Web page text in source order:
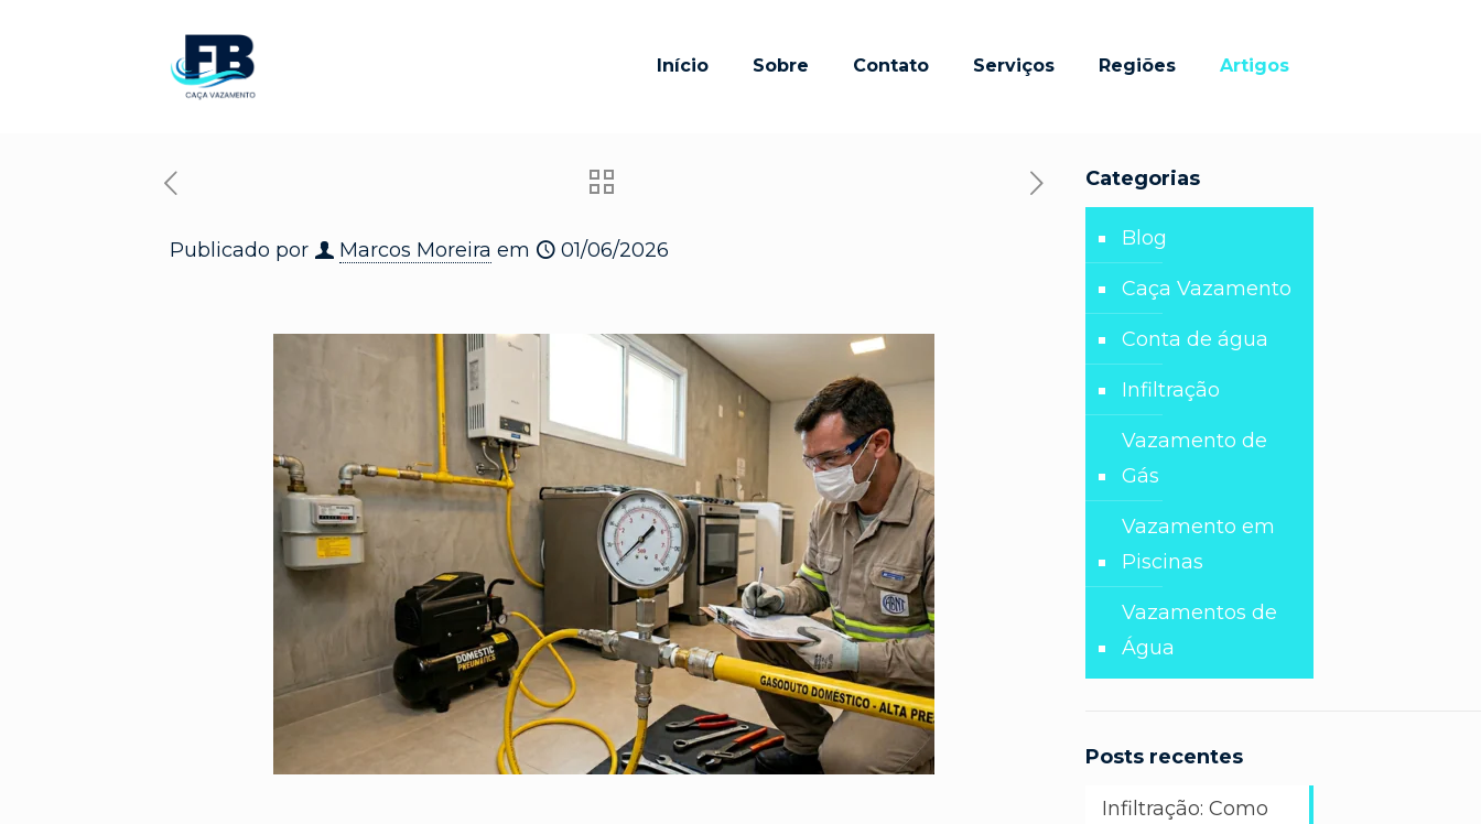
Início Sobre Contato Serviços Regiões Artigos
Publicado por Marcos Moreira em 01/06/2026
Categorias
Blog
Caça Vazamento
Conta de água
Infiltração
Vazamento de
Gás
Vazamento em
Piscinas
Vazamentos de
Água
Posts recentes
Infiltração: Como